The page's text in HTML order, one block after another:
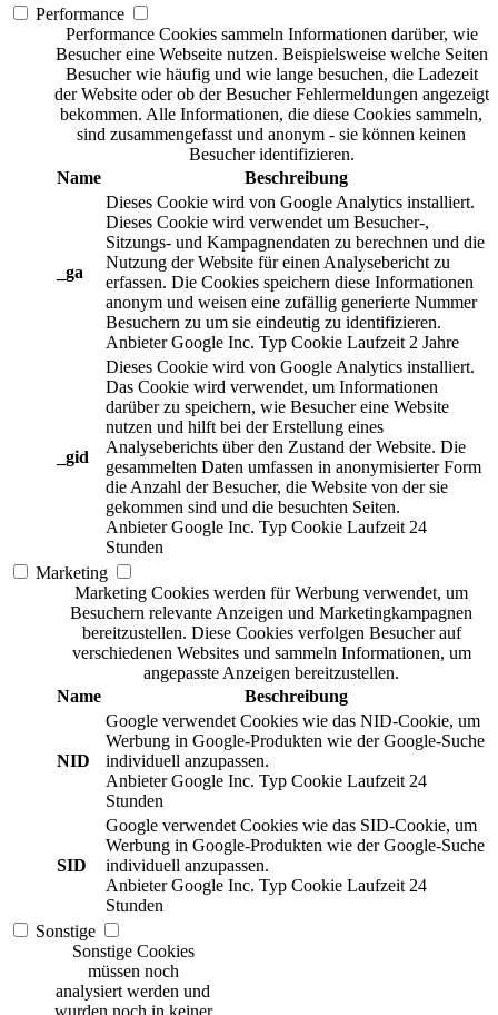
Performance
Performance Cookies sammeln Informationen darüber, wie
Besucher eine Webseite nutzen. Beispielsweise welche Seiten
Besucher wie häufig und wie lange besuchen, die Ladezeit
der Website oder ob der Besucher Fehlermeldungen angezeigt
bekommen. Alle Informationen, die diese Cookies sammeln,
sind zusammengefasst und anonym - sie können keinen
Besucher identifizieren.
Name
Beschreibung
_ga
Dieses Cookie wird von Google Analytics installiert.
Dieses Cookie wird verwendet um Besucher-,
Sitzungs- und Kampagnendaten zu berechnen und die
Nutzung der Website für einen Analysebericht zu
erfassen. Die Cookies speichern diese Informationen
anonym und weisen eine zufällig generierte Nummer
Besuchern zu um sie eindeutig zu identifizieren.
Anbieter Google Inc. Typ Cookie Laufzeit 2 Jahre
_gid
Dieses Cookie wird von Google Analytics installiert.
Das Cookie wird verwendet, um Informationen
darüber zu speichern, wie Besucher eine Website
nutzen und hilft bei der Erstellung eines
Analyseberichts über den Zustand der Website. Die
gesammelten Daten umfassen in anonymisierter Form
die Anzahl der Besucher, die Website von der sie
gekommen sind und die besuchten Seiten.
Anbieter Google Inc. Typ Cookie Laufzeit 24
Stunden
Marketing
Marketing Cookies werden für Werbung verwendet, um
Besuchern relevante Anzeigen und Marketingkampagnen
bereitzustellen. Diese Cookies verfolgen Besucher auf
verschiedenen Websites und sammeln Informationen, um
angepasste Anzeigen bereitzustellen.
Name
Beschreibung
NID
Google verwendet Cookies wie das NID-Cookie, um
Werbung in Google-Produkten wie der Google-Suche
individuell anzupassen.
Anbieter Google Inc. Typ Cookie Laufzeit 24
Stunden
SID
Google verwendet Cookies wie das SID-Cookie, um
Werbung in Google-Produkten wie der Google-Suche
individuell anzupassen.
Anbieter Google Inc. Typ Cookie Laufzeit 24
Stunden
Sonstige
Sonstige Cookies
müssen noch
analysiert werden und
wurden noch in keiner